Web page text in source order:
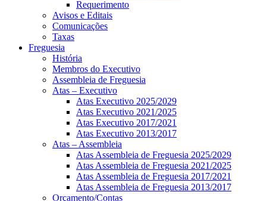
Requerimento
Avisos e Editais
Comunicações
Taxas
Freguesia
História
Membros do Executivo
Assembleia de Freguesia
Atas – Executivo
Atas Executivo 2025/2029
Atas Executivo 2021/2025
Atas Executivo 2017/2021
Atas Executivo 2013/2017
Atas – Assembleia
Atas Assembleia de Freguesia 2025/2029
Atas Assembleia de Freguesia 2021/2025
Atas Assembleia de Freguesia 2017/2021
Atas Assembleia de Freguesia 2013/2017
Orçamento/Contas